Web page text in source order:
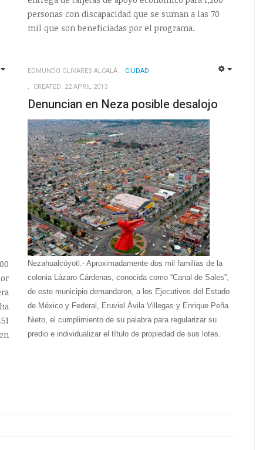
personas con discapacidad que se suman a las 70
mil que son beneficiadas por el programa.
EDMUNDO OLIVARES ALCALÁ
CIUDAD
CREATED: 22 APRIL 2013
Denuncian en Neza posible desalojo
Nezahualcóyotl.- Aproximadamente dos mil familias de la
colonia Lázaro Cárdenas, conocida como “Canal de Sales”,
de este municipio demandaron, a los Ejecutivos del Estado
de México y Federal, Eruviel Ávila Villegas y Enrique Peña
Nieto, el cumplimiento de su palabra para regularizar su
predio e individualizar el título de propiedad de sus lotes.